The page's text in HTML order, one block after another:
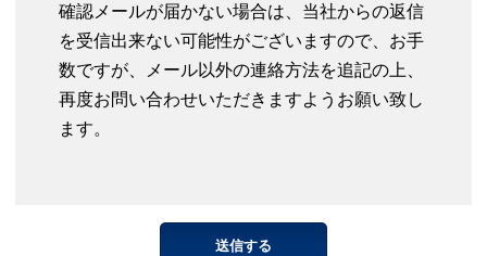
確認メールが届かない場合は、当社からの返信
を受信出来ない可能性がございますので、お手
数ですが、メール以外の連絡方法を追記の上、
再度お問い合わせいただきますようお願い致し
ます。